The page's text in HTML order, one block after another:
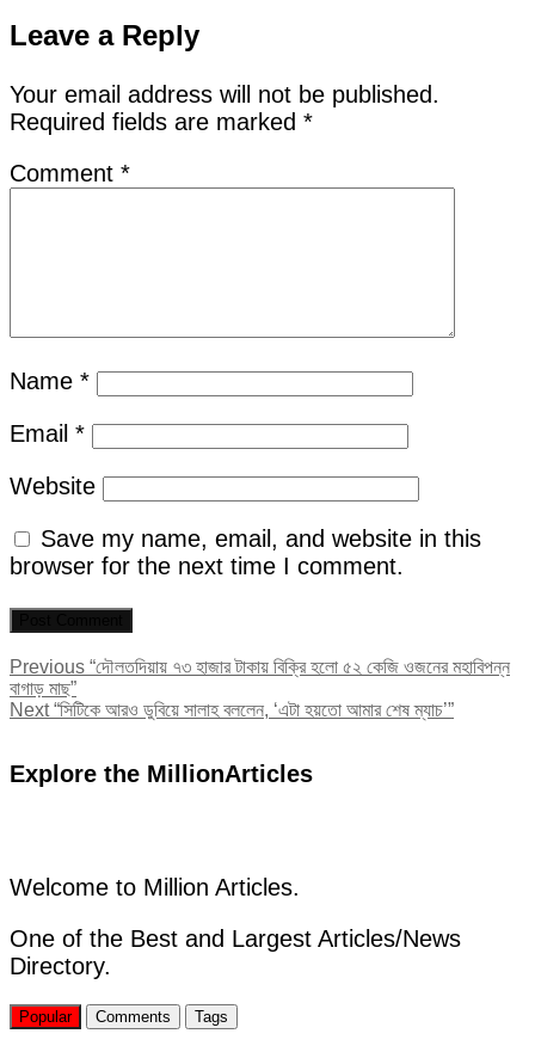
Leave a Reply
Your email address will not be published.
Required fields are marked *
Comment *
Name *
Email *
Website
Save my name, email, and website in this
browser for the next time I comment.
Post
navigation
Previous Previous
“দৌলতদিয়ায় ৭৩ হাজার টাকায় বিক্রি হলো ৫২ কেজি ওজনের মহাবিপন্ন
বাগাড় মাছ”
Next Next
“সিটিকে আরও ডুবিয়ে সালাহ বললেন, ‘এটা হয়তো আমার শেষ ম্যাচ’”
Explore the MillionArticles
Welcome to Million Articles.
One of the Best and Largest Articles/News
Directory.
Popular Comments Tags